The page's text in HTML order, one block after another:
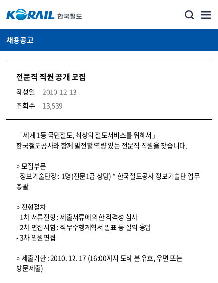
채용공고
전문직 직원 공개 모집
작성일
2010-12-13
조회수
13,539
코레일소개_경영공시_채용공고 상세보기 – 내용, 파일, 담당자 연락처로 구성
「세계 1등 국민철도, 최상의 철도서비스를 위해서」
한국철도공사와 함께 발전할 역량 있는 전문직 직원을 찾습니다.
○ 모집부문
- 정보기술단장 : 1명(전문1급 상당) * 한국철도공사 정보기술단 업무
총괄
○ 전형절차
- 1차 서류전형 : 제출서류에 의한 적격성 심사
- 2차 면접시험 : 직무수행계획서 발표 등 질의 응답
- 3차 임원면접
○ 제출기한 : 2010. 12. 17 (16:00까지 도착 분 유효, 우편 또는
방문제출)